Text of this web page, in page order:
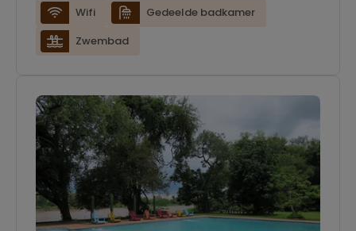
Wifi
Gedeelde badkamer
Zwembad